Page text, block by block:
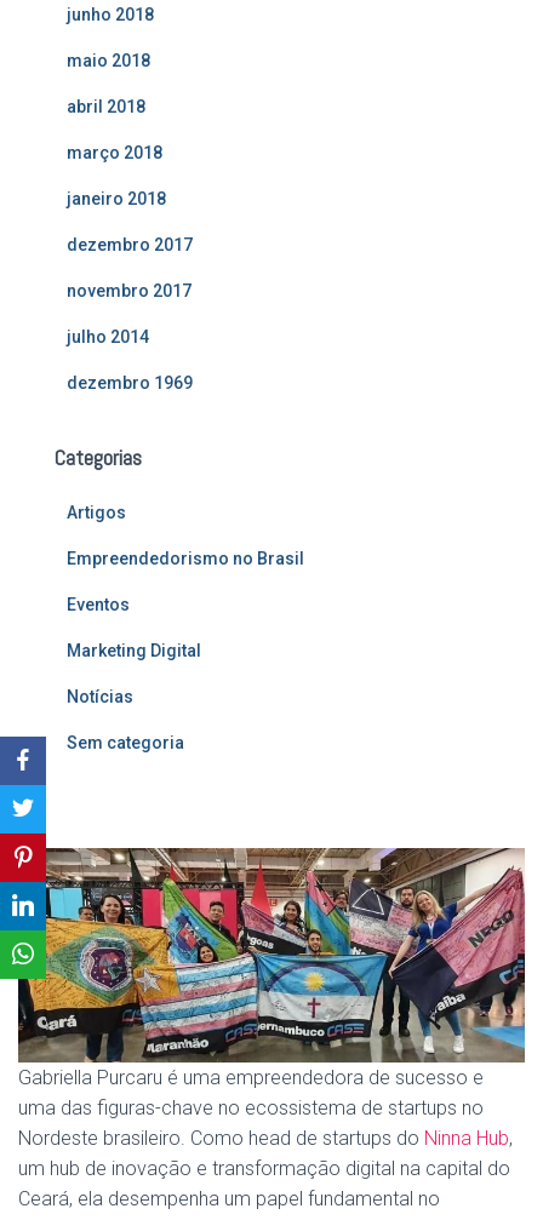
junho 2018
maio 2018
abril 2018
março 2018
janeiro 2018
dezembro 2017
novembro 2017
julho 2014
dezembro 1969
Categorias
Artigos
Empreendedorismo no Brasil
Eventos
Marketing Digital
Notícias
Sem categoria
Gabriella Purcaru é uma empreendedora de sucesso e
uma das figuras-chave no ecossistema de startups no
Nordeste brasileiro. Como head de startups do Ninna Hub,
um hub de inovação e transformação digital na capital do
Ceará, ela desempenha um papel fundamental no